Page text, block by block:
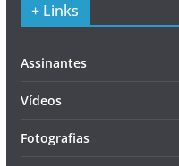
+ Links
Assinantes
Vídeos
Fotografias